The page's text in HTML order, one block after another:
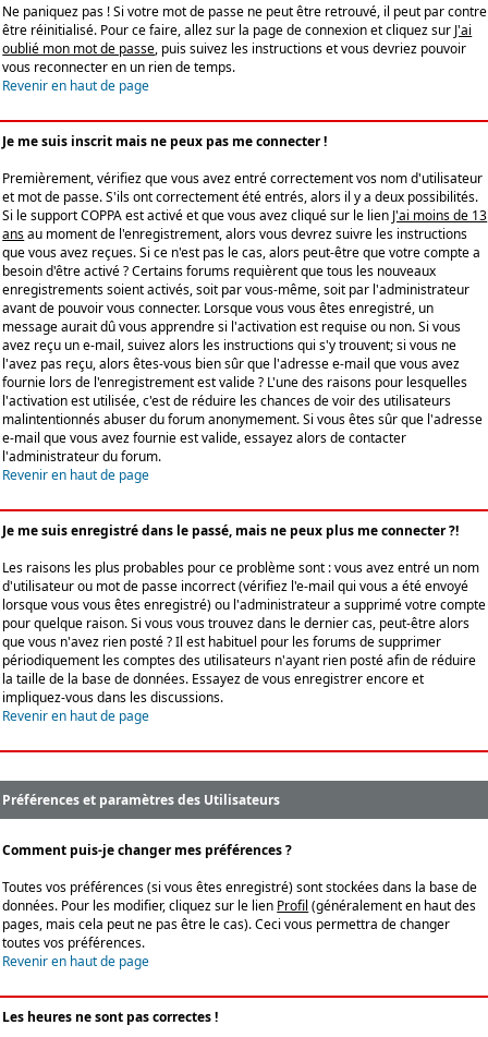
Ne paniquez pas ! Si votre mot de passe ne peut être retrouvé, il peut par contre
être réinitialisé. Pour ce faire, allez sur la page de connexion et cliquez sur J'ai
oublié mon mot de passe, puis suivez les instructions et vous devriez pouvoir
vous reconnecter en un rien de temps.
Revenir en haut de page
Je me suis inscrit mais ne peux pas me connecter !
Premièrement, vérifiez que vous avez entré correctement vos nom d'utilisateur
et mot de passe. S'ils ont correctement été entrés, alors il y a deux possibilités.
Si le support COPPA est activé et que vous avez cliqué sur le lien J'ai moins de 13
ansau moment de l'enregistrement, alors vous devrez suivre les instructions
que vous avez reçues. Si ce n'est pas le cas, alors peut-être que votre compte a
besoin d'être activé ? Certains forums requièrent que tous les nouveaux
enregistrements soient activés, soit par vous-même, soit par l'administrateur
avant de pouvoir vous connecter. Lorsque vous vous êtes enregistré, un
message aurait dû vous apprendre si l'activation est requise ou non. Si vous
avez reçu un e-mail, suivez alors les instructions qui s'y trouvent; si vous ne
l'avez pas reçu, alors êtes-vous bien sûr que l'adresse e-mail que vous avez
fournie lors de l'enregistrement est valide ? L'une des raisons pour lesquelles
l'activation est utilisée, c'est de réduire les chances de voir des utilisateurs
malintentionnés abuser du forum anonymement. Si vous êtes sûr que l'adresse
e-mail que vous avez fournie est valide, essayez alors de contacter
l'administrateur du forum.
Revenir en haut de page
Je me suis enregistré dans le passé, mais ne peux plus me connecter ?!
Les raisons les plus probables pour ce problème sont : vous avez entré un nom
d'utilisateur ou mot de passe incorrect (vérifiez l'e-mail qui vous a été envoyé
lorsque vous vous êtes enregistré) ou l'administrateur a supprimé votre compte
pour quelque raison. Si vous vous trouvez dans le dernier cas, peut-être alors
que vous n'avez rien posté ? Il est habituel pour les forums de supprimer
périodiquement les comptes des utilisateurs n'ayant rien posté afin de réduire
la taille de la base de données. Essayez de vous enregistrer encore et
impliquez-vous dans les discussions.
Revenir en haut de page
Préférences et paramètres des Utilisateurs
Comment puis-je changer mes préférences ?
Toutes vos préférences (si vous êtes enregistré) sont stockées dans la base de
données. Pour les modifier, cliquez sur le lien Profil (généralement en haut des
pages, mais cela peut ne pas être le cas). Ceci vous permettra de changer
toutes vos préférences.
Revenir en haut de page
Les heures ne sont pas correctes !